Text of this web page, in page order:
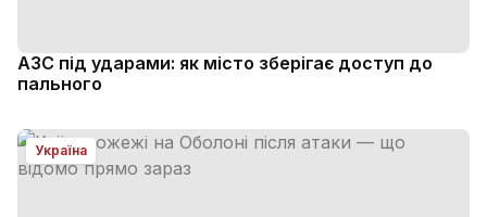
АЗС під ударами: як місто зберігає доступ до
пального
Україна